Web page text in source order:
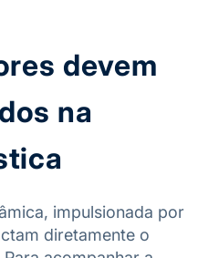
devem
na
impulsionada por
diretamente o